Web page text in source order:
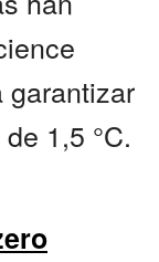
garantizar
1,5 °C.